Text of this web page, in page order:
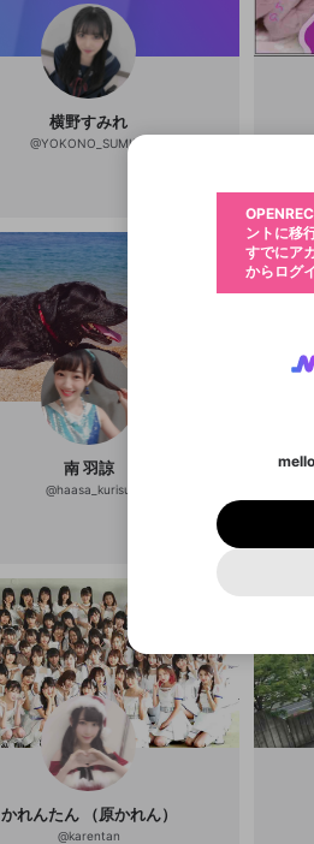
検索
い
横野すみれ
@YOKONO_SUMIRE
「オカモト
南 羽諒
@haasa_kurisu
かれんたん （原かれん）
@karentan
ブロ
キャ
こ
応援してい
す。好きな
ールアイテ
※ファンレタ
マイページに
ーカイブ、ア
きます。動画
す。
動画プ
動画プレイ
選択できるプレイリスト
きます。
利用規約と
サービスを
利
ントに移
mellow-fanの
スとのID連携
ください
@
進みください。
mellow-fanの
スとのID連携
ください
パスワー
アカウン
ントに移
すでにア
からログ
登録したメ
入力し
に、パ
確認く
生年月は登録
お住まいの
ご登録いた
使用いたしま
一部サービ
必要です。
ール記載の6
及び
いないか
セッシ
不適切
か？
問題を
わいせつ
著作権の
なりすま
ねずみ講
誤解を招
ゲーム
改造版
報告された問
をスタッフが
は、利用規約
限
Discordは第三
fanとは関わり
お答えするこ
ミュニティ特
外部サービス